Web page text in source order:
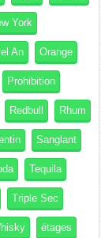
York
An Orange
Prohibition
Redbull Rhum
Sanglant
Tequila
Triple Sec
étages